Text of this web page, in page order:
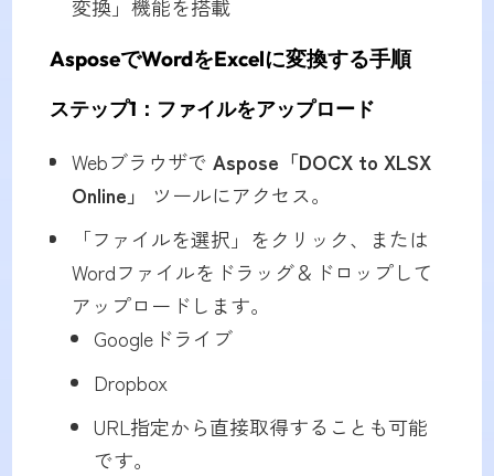
変換」機能を搭載
AsposeでWordをExcelに変換する手順
ステップ1：ファイルをアップロード
Webブラウザで Aspose「DOCX to XLSX
Online」
ツールにアクセス。
「ファイルを選択」をクリック、または
Wordファイルをドラッグ＆ドロップして
アップロードします。
Googleドライブ
Dropbox
URL指定から直接取得することも可能
です。